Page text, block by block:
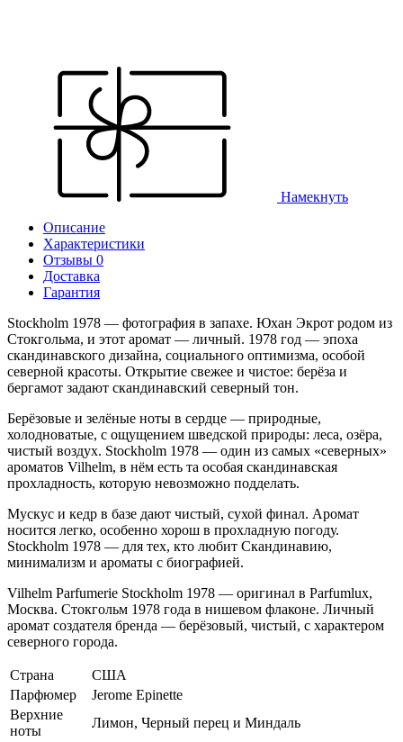
Намекнуть
Описание
Характеристики
Отзывы 0
Доставка
Гарантия
Stockholm 1978 — фотография в запахе. Юхан Экрот родом из
Стокгольма, и этот аромат — личный. 1978 год — эпоха
скандинавского дизайна, социального оптимизма, особой
северной красоты. Открытие свежее и чистое: берёза и
бергамот задают скандинавский северный тон.
Берёзовые и зелёные ноты в сердце — природные,
холодноватые, с ощущением шведской природы: леса, озёра,
чистый воздух. Stockholm 1978 — один из самых «северных»
ароматов Vilhelm, в нём есть та особая скандинавская
прохладность, которую невозможно подделать.
Мускус и кедр в базе дают чистый, сухой финал. Аромат
носится легко, особенно хорош в прохладную погоду.
Stockholm 1978 — для тех, кто любит Скандинавию,
минимализм и ароматы с биографией.
Vilhelm Parfumerie Stockholm 1978 — оригинал в Parfumlux,
Москва. Стокгольм 1978 года в нишевом флаконе. Личный
аромат создателя бренда — берёзовый, чистый, с характером
северного города.
Страна
США
Парфюмер
Jerome Epinette
Верхние
ноты
Лимон, Черный перец и Миндаль